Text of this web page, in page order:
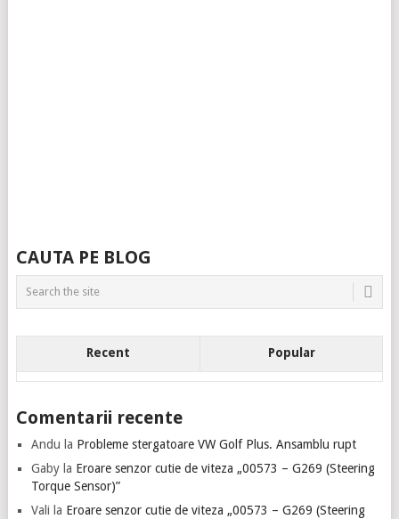
CAUTA PE BLOG
Recent Popular
Comentarii recente
Andu la Probleme stergatoare VW Golf Plus. Ansamblu rupt
Gabyla Eroare senzor cutie de viteza „00573 – G269 (Steering
Torque Sensor)”
Vali la Eroare senzor cutie de viteza „00573 – G269 (Steering